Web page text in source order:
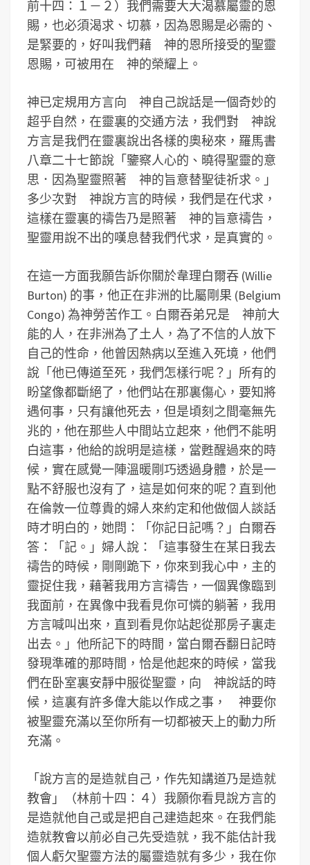
前十四：１－２）我們需要大大渴慕屬靈的恩
賜，也必須渴求、切慕，因為恩賜是必需的、
是緊要的，好叫我們藉 神的恩所接受的聖靈
恩賜，可被用在 神的榮耀上。
神已定規用方言向 神自己說話是一個奇妙的
超乎自然，在靈裏的交通方法，我們對 神說
方言是我們在靈裏說出各樣的奧秘來，羅馬書
八章二十七節說「鑒察人心的、曉得聖靈的意
思．因為聖靈照著 神的旨意替聖徒祈求。」
多少次對 神說方言的時候，我們是在代求，
這樣在靈裏的禱告乃是照著 神的旨意禱告，
聖靈用說不出的嘆息替我們代求，是真實的。
在這一方面我願告訴你關於韋理白爾吞 (Willie
Burton) 的事，他正在非洲的比屬剛果 (Belgium
Congo) 為神勞苦作工。白爾吞弟兄是 神前大
能的人，在非洲為了土人，為了不信的人放下
自己的性命，他曾因熱病以至進入死境，他們
說「他已傳道至死，我們怎樣行呢？」所有的
盼望像都斷絕了，他們站在那裏傷心，要知將
遇何事，只有讓他死去，但是頃刻之間毫無先
兆的，他在那些人中間站立起來，他們不能明
白這事，他給的說明是這樣，當甦醒過來的時
候，實在感覺一陣溫暖剛巧透過身體，於是一
點不舒服也沒有了，這是如何來的呢？直到他
在倫敦一位尊貴的婦人來約定和他做個人談話
時才明白的，她問：「你記日記嗎？」白爾吞
答：「記。」婦人說：「這事發生在某日我去
禱告的時候，剛剛跪下，你來到我心中，主的
靈捉住我，藉著我用方言禱告，一個異像臨到
我面前，在異像中我看見你可憐的躺著，我用
方言喊叫出來，直到看見你站起從那房子裏走
出去。」他所記下的時間，當白爾吞翻日記時
發現準確的那時間，恰是他起來的時候，當我
們在卧室裏安靜中服從聖靈，向 神說話的時
候，這裏有許多偉大能以作成之事， 神要你
被聖靈充滿以至你所有一切都被天上的動力所
充滿。
「說方言的是造就自己，作先知講道乃是造就
教會」（林前十四：４）我願你看見說方言的
是造就他自己或是把自己建造起來。在我們能
造就教會以前必自己先受造就，我不能估計我
個人虧欠聖靈方法的屬靈造就有多少，我在你